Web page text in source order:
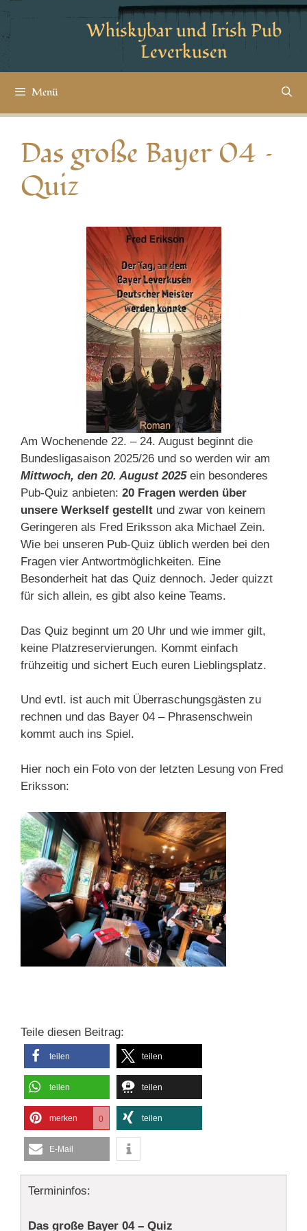
Whiskybar und Irish Pub
Leverkusen
Menü
Das große Bayer 04 –
Quiz
Am Wochenende 22. – 24. August beginnt die
Bundesligasaison 2025/26 und so werden wir am
Mittwoch, den 20. August 2025ein besonderes
Pub-Quiz anbieten: 20 Fragen werden über
unsere Werkself gestellt und zwar von keinem
Geringeren als Fred Eriksson aka Michael Zein.
Wie bei unseren Pub-Quiz üblich werden bei den
Fragen vier Antwortmöglichkeiten. Eine
Besonderheit hat das Quiz dennoch. Jeder quizzt
für sich allein, es gibt also keine Teams.
Das Quiz beginnt um 20 Uhr und wie immer gilt,
keine Platzreservierungen. Kommt einfach
frühzeitig und sichert Euch euren Lieblingsplatz.
Und evtl. ist auch mit Überraschungsgästen zu
rechnen und das Bayer 04 – Phrasenschwein
kommt auch ins Spiel.
Hier noch ein Foto von der letzten Lesung von Fred
Eriksson:
Teile diesen Beitrag:
teilen teilen
teilen teilen
merken 0 teilen
E-Mail
Termininfos:
Das große Bayer 04 – Quiz